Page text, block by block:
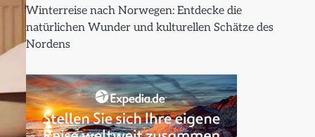
Winterreise nach Norwegen: Entdecke die
natürlichen Wunder und kulturellen Schätze des
Nordens